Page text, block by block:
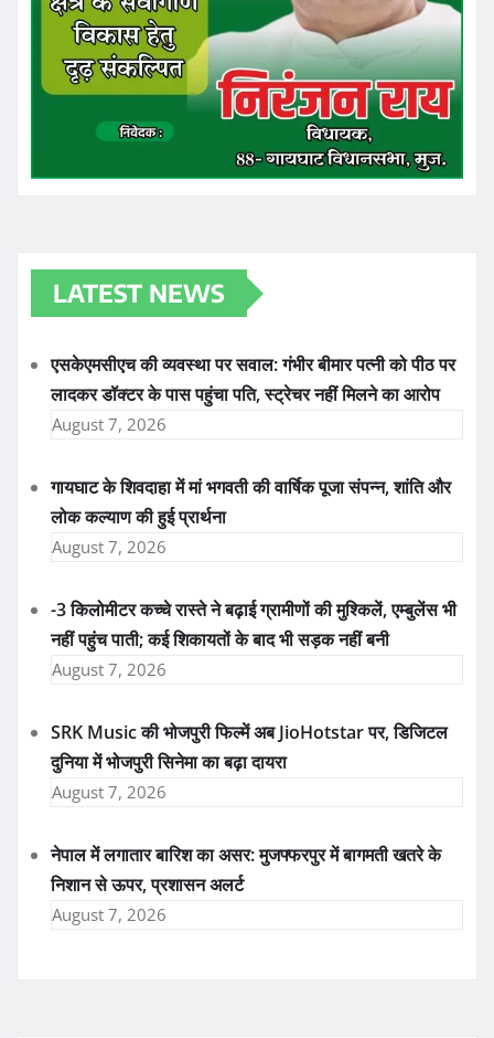
LATEST NEWS
एसकेएमसीएच की व्यवस्था पर सवाल: गंभीर बीमार पत्नी को पीठ पर
लादकर डॉक्टर के पास पहुंचा पति, स्ट्रेचर नहीं मिलने का आरोप
August 7, 2026
गायघाट के शिवदाहा में मां भगवती की वार्षिक पूजा संपन्न, शांति और
लोक कल्याण की हुई प्रार्थना
August 7, 2026
-3 किलोमीटर कच्चे रास्ते ने बढ़ाई ग्रामीणों की मुश्किलें, एम्बुलेंस भी
नहीं पहुंच पाती; कई शिकायतों के बाद भी सड़क नहीं बनी
August 7, 2026
SRK Music की भोजपुरी फिल्में अब JioHotstar पर, डिजिटल
दुनिया में भोजपुरी सिनेमा का बढ़ा दायरा
August 7, 2026
नेपाल में लगातार बारिश का असर: मुजफ्फरपुर में बागमती खतरे के
निशान से ऊपर, प्रशासन अलर्ट
August 7, 2026